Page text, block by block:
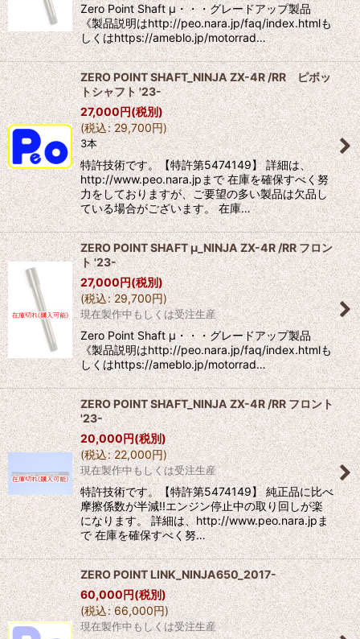
Zero Point Shaft μ・・・グレードアップ製品
《製品説明はhttp://peo.nara.jp/faq/index.htmlも
しくはhttps://ameblo.jp/motorrad…
ZERO POINT SHAFT_NINJA ZX-4R /RR ピボッ
トシャフト '23-
27,000円(税別)
(税込: 29,700円)
3本
特許技術です。【特許第5474149】 詳細は、
http://www.peo.nara.jpまで 在庫を確保すべく努
力をしておりますが、ご要望の多い製品は欠品し
ている場合がございます。 在庫…
ZERO POINT SHAFT μ_NINJA ZX-4R /RR フロン
ト '23-
27,000円(税別)
(税込: 29,700円)
現在製作中もしくは受注生産
Zero Point Shaft μ・・・グレードアップ製品
《製品説明はhttp://peo.nara.jp/faq/index.htmlも
しくはhttps://ameblo.jp/motorrad…
ZERO POINT SHAFT_NINJA ZX-4R /RR フロント
'23-
20,000円(税別)
(税込: 22,000円)
現在製作中もしくは受注生産
特許技術です。【特許第5474149】 純正品に比べ
摩擦係数が半減!!エンジン停止中の取り回しが楽
になります。 詳細は、http://www.peo.nara.jpま
で 在庫を確保すべく努…
ZERO POINT LINK_NINJA650_2017-
60,000円(税別)
(税込: 66,000円)
現在製作中もしくは受注生産